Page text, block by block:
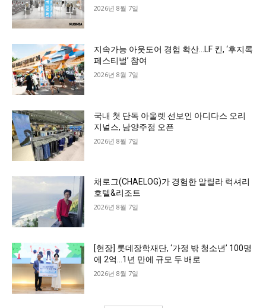
2026년 8월 7일
지속가능 아웃도어 경험 확산…LF 킨, ‘후지록
페스티벌’ 참여
2026년 8월 7일
국내 첫 단독 아울렛 선보인 아디다스 오리
지널스, 남양주점 오픈
2026년 8월 7일
채로그(CHAELOG)가 경험한 알릴라 럭셔리
호텔&리조트
2026년 8월 7일
[현장] 롯데장학재단, ‘가정 밖 청소년’ 100명
에 2억…1년 만에 규모 두 배로
2026년 8월 7일